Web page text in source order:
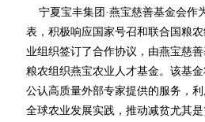
宁夏宝丰集团·燕宝慈善基金会作
表，积极响应国家号召和联合国粮
业组织签订了合作协议，由燕宝慈
粮农组织燕宝农业人才基金。该基
公认高质量外部专家提供的服务，
全球农业发展实践，推动减贫尤其